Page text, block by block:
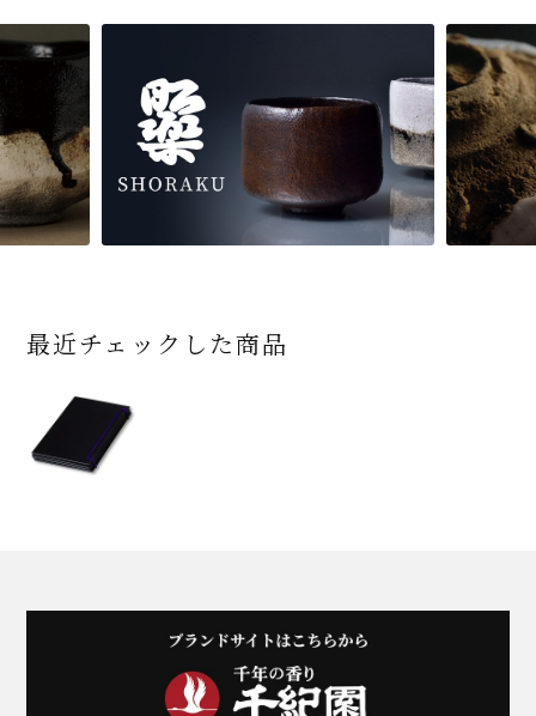
最近チェックした商品